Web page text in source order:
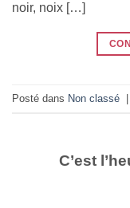
noir, noix […]
Posté dans Non classé |
C’est